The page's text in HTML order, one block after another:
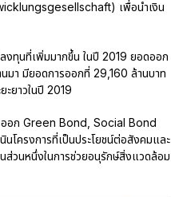
เพื่อนำเงิน
งทุนที่เพิ่มมากขึ้น ในปี 2019 ยอดออก
มา มียอดการออกที่ 29,160 ล้านบาท
ยาวในปี 2019
ออก Green Bond, Social Bond
โครงการที่เป็นประโยชน์ต่อสังคมและ
วนหนึ่งในการช่วยอนุรักษ์สิ่งแวดล้อม